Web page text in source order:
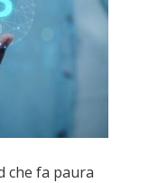
che fa paura